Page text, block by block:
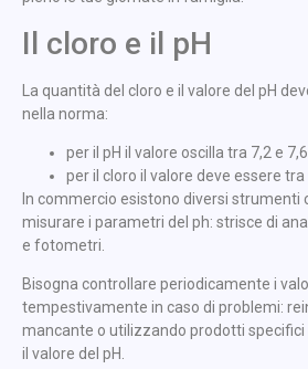
Il cloro e il pH
La quantità del cloro e il valore del pH
nella norma:
per il pH il valore oscilla tra 7,2 e 7,6
per il cloro il valore deve essere tra
In commercio esistono diversi strumenti
misurare i parametri del ph: strisce di
e fotometri.
Bisogna controllare periodicamente i
tempestivamente in caso di problemi:
mancante o utilizzando prodotti specifici
il valore del pH.